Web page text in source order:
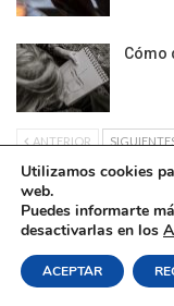
Cómo
ANTERIOR
Utilizamos cookies
web.
Puedes informarte
desactivarlas en los
ACEPTAR